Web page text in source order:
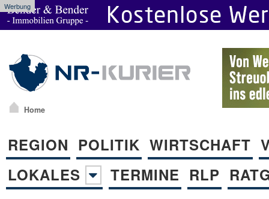
Werbung
Home
REGION POLITIK WIRTSCHAFT
LOKALES
TERMINE RLP